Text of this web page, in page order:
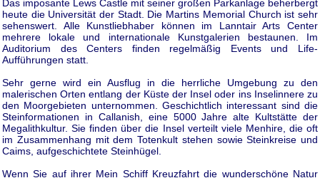
Das imposante Lews Castle mit seiner großen Parkanlage beherbergt
heute die Universität der Stadt. Die Martins Memorial Church ist sehr
sehenswert. Alle Kunstliebhaber können im Lanntair Arts Center
mehrere lokale und internationale Kunstgalerien bestaunen. Im
Auditorium des Centers finden regelmäßig Events und Life-
Aufführungen statt.
Sehr gerne wird ein Ausflug in die herrliche Umgebung zu den
malerischen Orten entlang der Küste der Insel oder ins Inselinnere zu
den Moorgebieten unternommen. Geschichtlich interessant sind die
Steinformationen in Callanish, eine 5000 Jahre alte Kultstätte der
Megalithkultur. Sie finden über die Insel verteilt viele Menhire, die oft
im Zusammenhang mit dem Totenkult stehen sowie Steinkreise und
Caims, aufgeschichtete Steinhügel.
Wenn Sie auf ihrer Mein Schiff Kreuzfahrt die wunderschöne Natur